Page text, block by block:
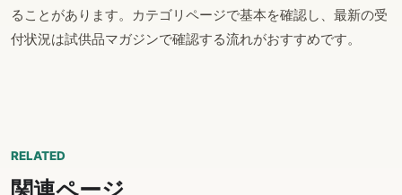
ることがあります。カテゴリページで基本を確認し、最新の受
付状況は試供品マガジンで確認する流れがおすすめです。
RELATED
関連ページ